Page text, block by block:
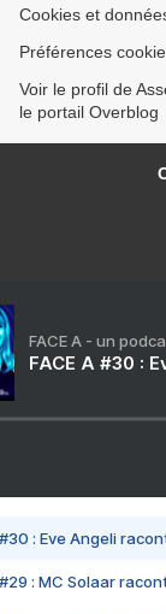
Cookies et
Préférences
Voir le profil de
le portail Overblog
FACE A - un
FACE A #30 :
#30 : Eve Angeli
#29 : MC Solaar